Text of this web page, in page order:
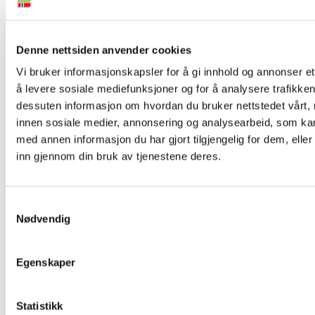
Denne nettsiden anvender cookies
Vi bruker informasjonskapsler for å gi innhold og annonser
å levere sosiale mediefunksjoner og for å analysere
dessuten informasjon om hvordan du bruker nettstedet vårt,
innen sosiale medier, annonsering og analysearbeid, som
med annen informasjon du har gjort tilgjengelig for dem,
inn gjennom din bruk av tjenestene deres.
Nødvendig
Egenskaper
Statistikk
Norge ligger langt framme i dette arbeidet. Vi er
plantevernmidler i landbruket. Det kalde klimaet
vårt hjelper selvsagt, men vi er også flinke til
arbeide langsiktig og systemateisk mot målet
om å faktisk bruke minst mulig
plantevernmidler.
Her er de viktigste prinsippene:
brukes i bekjempelsen. En kombinasjon av
den beste planteproduksjon.